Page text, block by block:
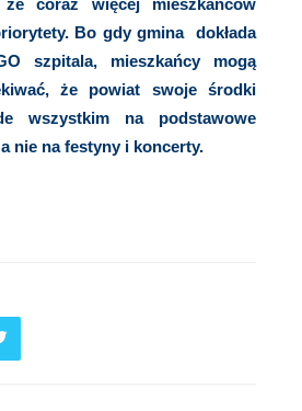
Bo gdy gmina dokłada
szpitala, mieszkańcy mogą
że powiat swoje środki
wszystkim na podstawowe
nie na festyny i koncerty.